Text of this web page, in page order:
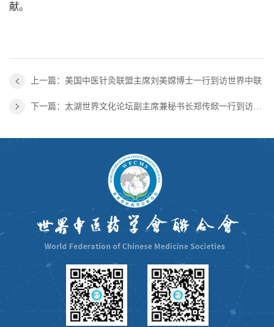
献。
上一篇：美国中医针灸联盟主席刘美嫦博士一行到访世界中联